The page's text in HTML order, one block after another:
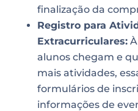
finalização da
Registro para
Extracurriculares:À
alunos chegam e
mais atividades,
formulários de
informações de